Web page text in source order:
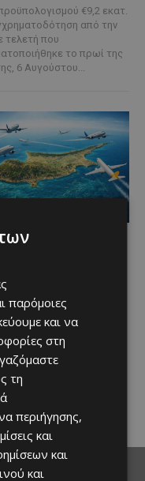
€9,2 εκατ.
από την
το πρωί της
6 Αυγούστου...
ΕΝΗΜΕΡΩΜΈΝΟΙ
ως εθνική
Πανταζή* Είναι κοινή
ότι ο τουρισμός
μία από τις
βιομηχανίες της
και διαχρονικά...
παρόμοιες
και να
στη
τη
περιήγησης,
και
και
και